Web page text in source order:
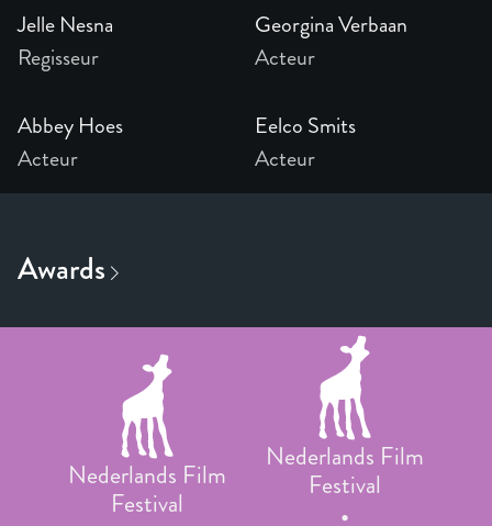
Jelle Nesna
Regisseur
Georgina Verbaan
Acteur
Abbey Hoes
Acteur
Eelco Smits
Acteur
Nederlands Film
Festival
Nederlands Film
Festival